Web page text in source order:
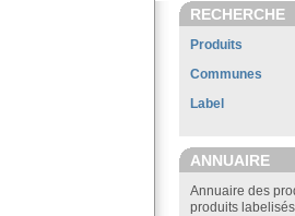
RECHERCHE
Produits
Communes
Label
ANNUAIRE
Annuaire des
produits labelisés